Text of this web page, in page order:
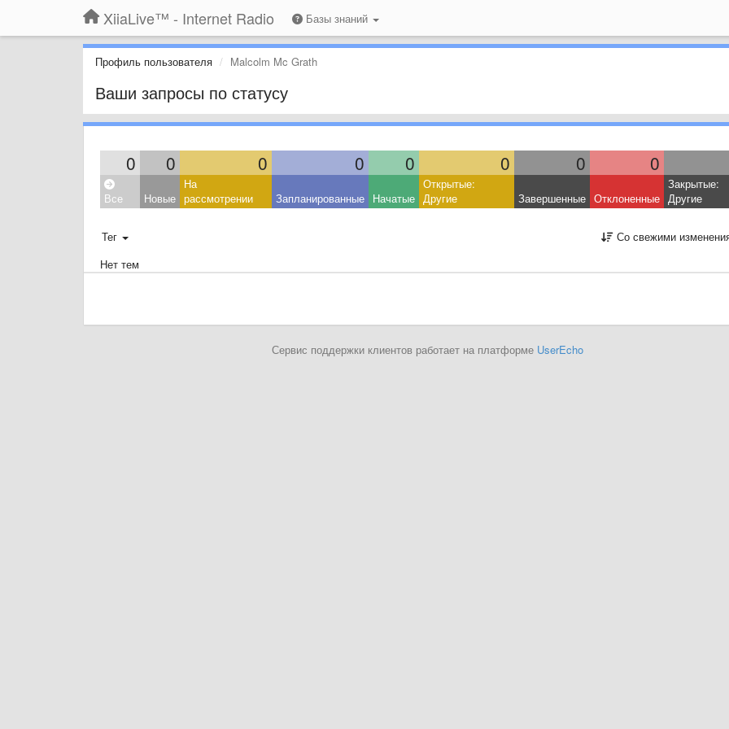
XiiaLive™ - Internet Radio Базы знаний
Профиль пользователя Malcolm Mc Grath
Ваши запросы по статусу
0 0 0 0 0 0 0 0
Все Новые
На
рассмотрении
Запланированные Начатые
Открытые:
Другие
Завершенные Отклоненные
Закрытые:
Другие
Тег
Со свежими
Нет тем
Сервис поддержки клиентов работает на платформе UserEcho